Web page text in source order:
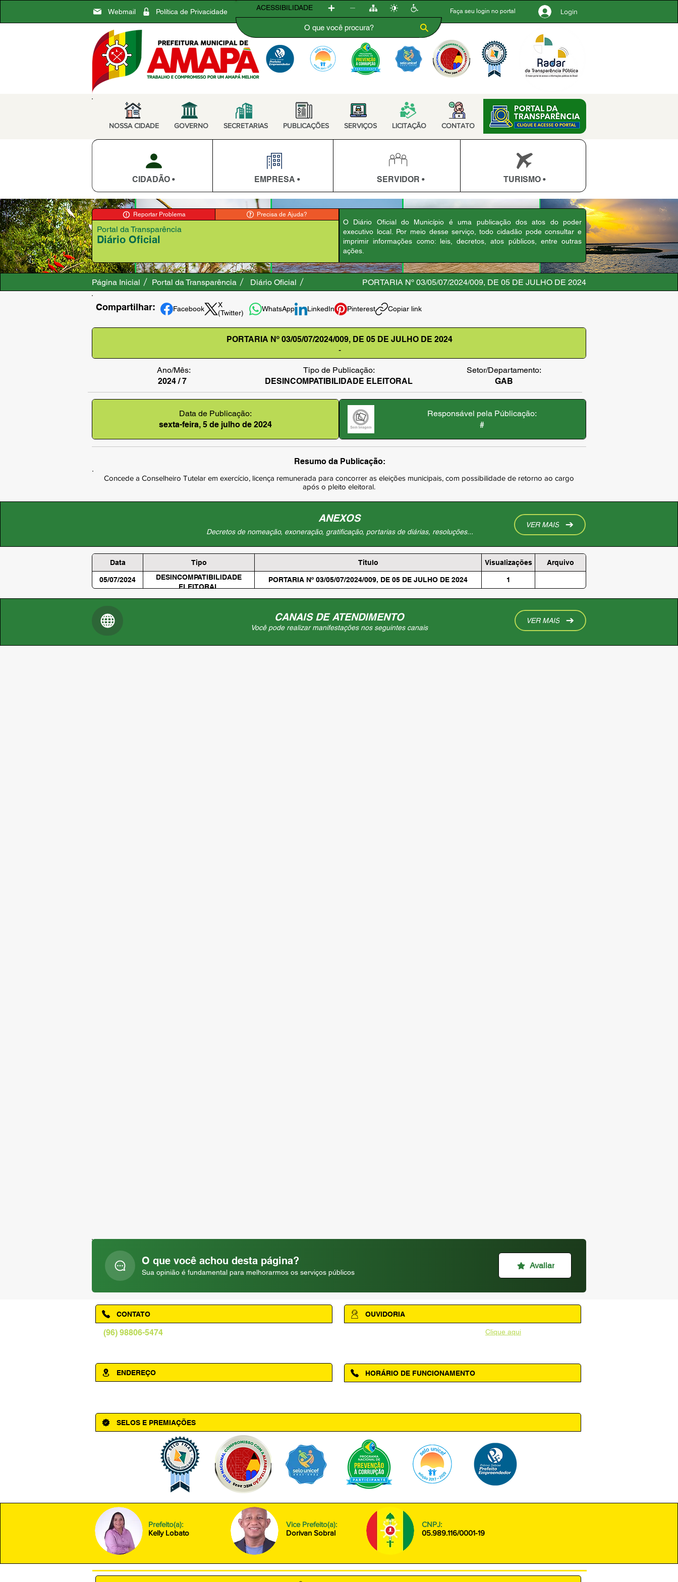
Webmail Política de Privacidade Faça seu login no portal Login
ACESSIBILIDADE
NOSSA CIDADE GOVERNO SECRETARIAS PUBLICAÇÕES SERVIÇOS LICITAÇÃO CONTATO
CIDADÃO • EMPRESA • SERVIDOR • TURISMO •
Reportar Problema Precisa de Ajuda?
Diário Oficial
Portal da Transparência
O Diário Oficial do Município é uma publicação dos atos do poder
executivo local. Por meio desse serviço, todo cidadão pode consultar e
imprimir informações como: leis, decretos, atos públicos, entre outras
ações.
Página Inicial Portal da Transparência Diário Oficial PORTARIA Nº 03/05/07/2024/009, DE 05 DE JULHO DE 2024
Compartilhar: Facebook
X
(Twitter)
WhatsApp LinkedIn Pinterest Copiar link
PORTARIA Nº 03/05/07/2024/009, DE 05 DE JULHO DE 2024
-
Ano/Mês:
2024 / 7
Tipo de Publicação:
DESINCOMPATIBILIDADE ELEITORAL
Setor/Departamento:
GAB
Data de Publicação:
sexta-feira, 5 de julho de 2024
Responsável pela Públicação:
#
Resumo da Publicação:
Concede a Conselheiro Tutelar em exercício, licença remunerada para concorrer as eleições municipais, com possibilidade de retorno ao cargo
após o pleito eleitoral.
ANEXOS
Decretos de nomeação, exoneração, gratificação, portarias de diárias, resoluções...
VER MAIS
Data Tipo Titulo Visualizações Arquivo
05/07/2024
DESINCOMPATIBILIDADE
ELEITORAL
PORTARIA Nº 03/05/07/2024/009, DE 05 DE JULHO DE 2024 1
CANAIS DE ATENDIMENTO
Você pode realizar manifestações nos seguintes canais
VER MAIS
O que você achou desta página?
Sua opinião é fundamental para melhorarmos os serviços públicos
Avaliar
(96) 98806-5474
CONTATO
ENDEREÇO
Clique aqui
OUVIDORIA
HORÁRIO DE FUNCIONAMENTO
SELOS E PREMIAÇÕES
Prefeito(a):
Kelly Lobato
Vice Prefeito(a):
Dorivan Sobral
CNPJ:
05.989.116/0001-19